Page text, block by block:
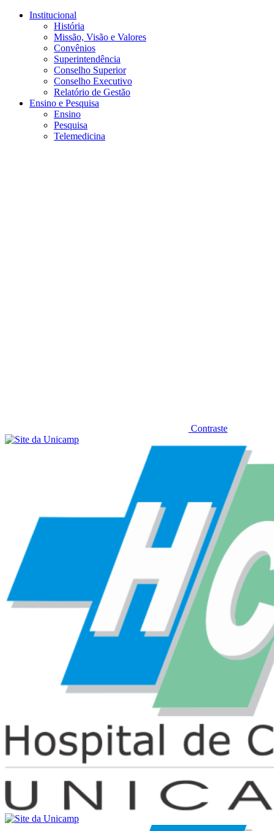
Conteúdo principal
Institucional
História
Missão, Visão e Valores
Convênios
Superintendência
Conselho Superior
Conselho Executivo
Relatório de Gestão
Ensino e Pesquisa
Ensino
Pesquisa
Telemedicina
Contraste